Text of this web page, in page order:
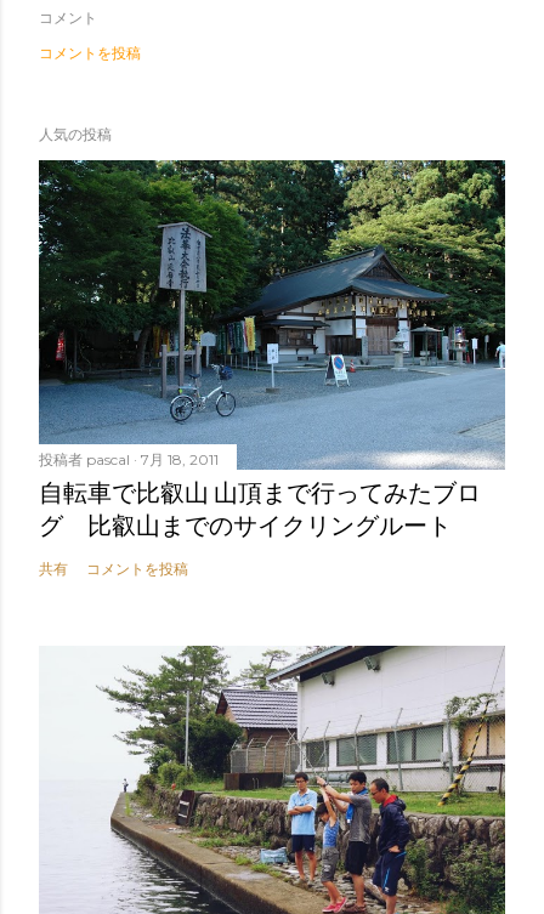
コメント
コメントを投稿
人気の投稿
投稿者 pascal 7月 18, 2011
自転車で比叡山 山頂まで行ってみたブロ
グ 比叡山までのサイクリングルート
共有 コメントを投稿